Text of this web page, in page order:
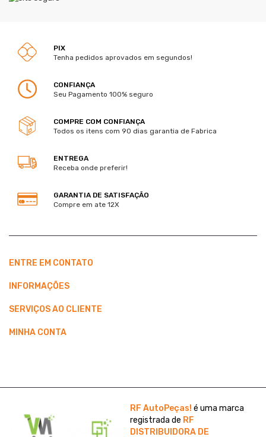
PIX
Tenha pedidos aprovados em segundos!
CONFIANÇA
Seu Pagamento 100% seguro
COMPRE COM CONFIANÇA
Todos os itens com 90 dias garantia de Fabrica
ENTREGA
Receba onde preferir!
GARANTIA DE SATISFAÇÃO
Compre em ate 12X
ENTRE EM CONTATO
INFORMAÇÕES
SERVIÇOS AO CLIENTE
MINHA CONTA
RF AutoPeças! é uma marca
registrada de RF
DISTRIBUIDORA DE